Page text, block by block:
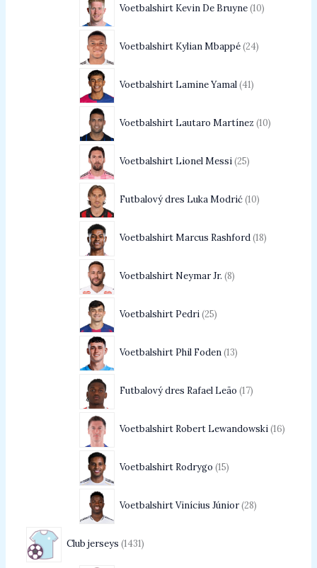
Voetbalshirt Kevin De Bruyne 10
Voetbalshirt Kylian Mbappé 24
Voetbalshirt Lamine Yamal 41
Voetbalshirt Lautaro Martínez 10
Voetbalshirt Lionel Messi 25
Futbalový dres Luka Modrić 10
Voetbalshirt Marcus Rashford 18
Voetbalshirt Neymar Jr. 8
Voetbalshirt Pedri 25
Voetbalshirt Phil Foden 13
Futbalový dres Rafael Leão 17
Voetbalshirt Robert Lewandowski 16
Voetbalshirt Rodrygo 15
Voetbalshirt Vinícius Júnior 28
Club jerseys 1431